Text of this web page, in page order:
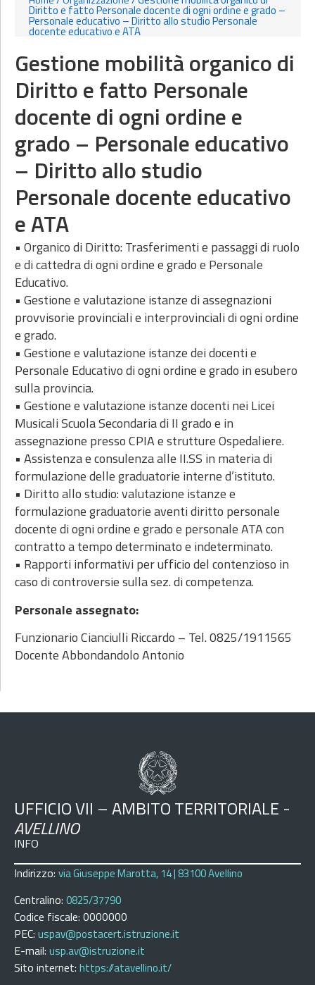
Diritto e fatto Personale docente di ogni ordine e grado –
Personale educativo – Diritto allo studio Personale
docente educativo e ATA
Gestione mobilità organico di
Diritto e fatto Personale
docente di ogni ordine e
grado – Personale educativo
– Diritto allo studio
Personale docente educativo
e ATA
• Organico di Diritto: Trasferimenti e passaggi di ruolo
e di cattedra di ogni ordine e grado e Personale
Educativo.
• Gestione e valutazione istanze di assegnazioni
provvisorie provinciali e interprovinciali di ogni ordine
e grado.
• Gestione e valutazione istanze dei docenti e
Personale Educativo di ogni ordine e grado in esubero
sulla provincia.
• Gestione e valutazione istanze docenti nei Licei
Musicali Scuola Secondaria di II grado e in
assegnazione presso CPIA e strutture Ospedaliere.
• Assistenza e consulenza alle II.SS in materia di
formulazione delle graduatorie interne d’istituto.
• Diritto allo studio: valutazione istanze e
formulazione graduatorie aventi diritto personale
docente di ogni ordine e grado e personale ATA con
contratto a tempo determinato e indeterminato.
• Rapporti informativi per ufficio del contenzioso in
caso di controversie sulla sez. di competenza.
Personale assegnato:
Funzionario Cianciulli Riccardo – Tel. 0825/1911565
Docente Abbondandolo Antonio
UFFICIO VII – AMBITO TERRITORIALE -
AVELLINO
INFO
Indirizzo: via Giuseppe Marotta, 14 | 83100 Avellino
Centralino: 0825/37790
Codice fiscale: 0000000
PEC: uspav@postacert.istruzione.it
E-mail: usp.av@istruzione.it
Sito internet: https://atavellino.it/